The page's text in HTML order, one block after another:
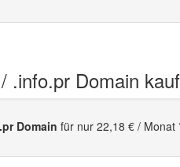
.info.pr Domain
Domain für nur 22,18 € / Monat